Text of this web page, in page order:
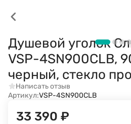
Душевой уголок
VSP-4SN900CLB,
черный, стекло
Написать отзыв
Артикул:VSP-4SN900CLB
33 390 ₽